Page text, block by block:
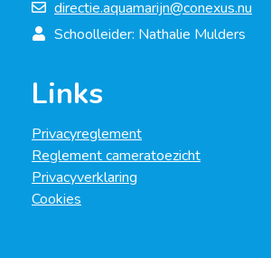
directie.aquamarijn@conexus.nu
Schoolleider: Nathalie Mulders
Links
Privacyreglement
Reglement cameratoezicht
Privacyverklaring
Cookies